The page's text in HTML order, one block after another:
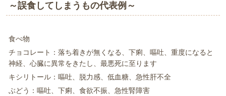
～誤食してしまうもの代表例～
食べ物
チョコレート：落ち着きが無くなる、下痢、嘔吐、重度になると
神経、心臓に異常をきたし、最悪死に至ります
キシリトール：嘔吐、脱力感、低血糖、急性肝不全
ぶどう：嘔吐、下痢、食欲不振、急性腎障害